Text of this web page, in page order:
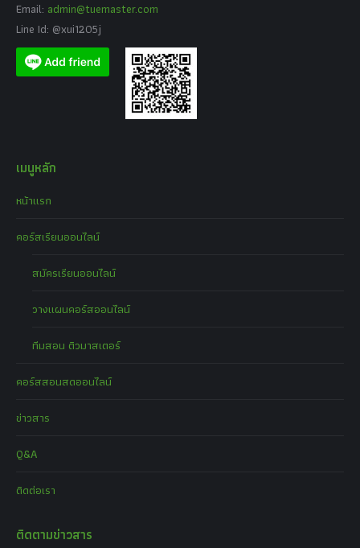
Email: admin@tuemaster.com
Line Id: @xui1205j
เมนูหลัก
หน้าแรก
คอร์สเรียนออนไลน์
สมัครเรียนออนไลน์
วางแผนคอร์สออนไลน์
ทีมสอน ติวมาสเตอร์
คอร์สสอนสดออนไลน์
ข่าวสาร
Q&A
ติดต่อเรา
ติดตามข่าวสาร